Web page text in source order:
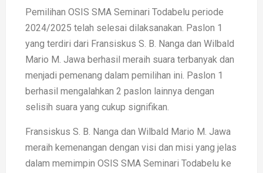
Pemilihan OSIS SMA Seminari Todabelu periode
2024/2025 telah selesai dilaksanakan. Paslon 1
yang terdiri dari Fransiskus S. B. Nanga dan Wilbald
Mario M. Jawa berhasil meraih suara terbanyak dan
menjadi pemenang dalam pemilihan ini. Paslon 1
berhasil mengalahkan 2 paslon lainnya dengan
selisih suara yang cukup signifikan.
Fransiskus S. B. Nanga dan Wilbald Mario M. Jawa
meraih kemenangan dengan visi dan misi yang jelas
dalam memimpin OSIS SMA Seminari Todabelu ke